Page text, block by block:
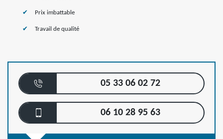
Prix imbattable
Travail de qualité
05 33 06 02 72
06 10 28 95 63